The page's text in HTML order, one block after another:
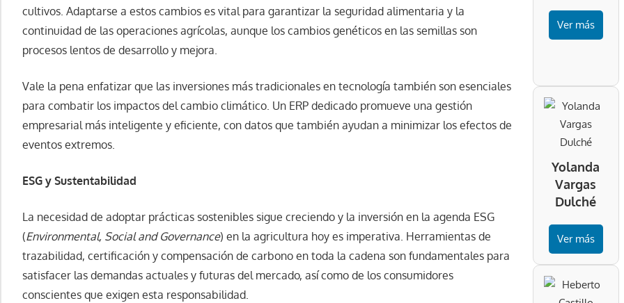
cultivos. Adaptarse a estos cambios es vital para garantizar la seguridad alimentaria y la
continuidad de las operaciones agrícolas, aunque los cambios genéticos en las semillas son
procesos lentos de desarrollo y mejora.
Vale la pena enfatizar que las inversiones más tradicionales en tecnología también son esenciales
para combatir los impactos del cambio climático. Un ERP dedicado promueve una gestión
empresarial más inteligente y eficiente, con datos que también ayudan a minimizar los efectos de
eventos extremos.
ESG y Sustentabilidad
La necesidad de adoptar prácticas sostenibles sigue creciendo y la inversión en la agenda ESG
(Environmental, Social and Governance) en la agricultura hoy es imperativa. Herramientas de
trazabilidad, certificación y compensación de carbono en toda la cadena son fundamentales para
satisfacer las demandas actuales y futuras del mercado, así como de los consumidores
conscientes que exigen esta responsabilidad.
Ver más
Yolanda
Vargas
Dulché
Ver más